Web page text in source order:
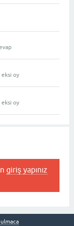
eksi oy
eksi oy
giriş yapınız